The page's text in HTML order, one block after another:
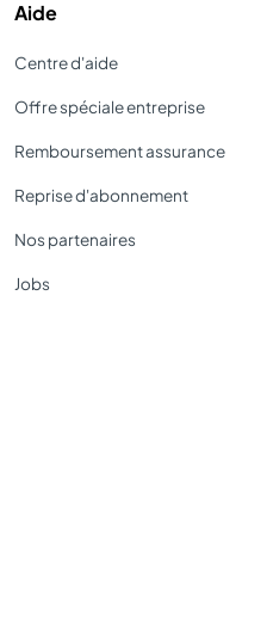
Aide
Centre d'aide
Offre spéciale entreprise
Remboursement assurance
Reprise d'abonnement
Nos partenaires
Jobs